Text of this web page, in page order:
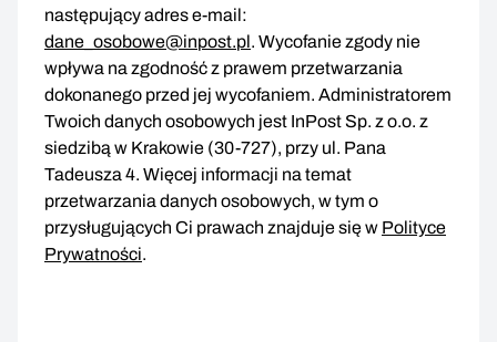
następujący adres e-mail:
dane_osobowe@inpost.pl. Wycofanie zgody nie
wpływa na zgodność z prawem przetwarzania
dokonanego przed jej wycofaniem. Administratorem
Twoich danych osobowych jest InPost Sp. z o.o. z
siedzibą w Krakowie (30-727), przy ul. Pana
Tadeusza 4. Więcej informacji na temat
przetwarzania danych osobowych, w tym o
przysługujących Ci prawach znajduje się w Polityce
Prywatności.